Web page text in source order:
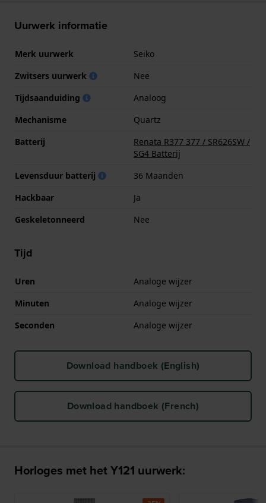
Uurwerk informatie
Merk uurwerk
Seiko
Zwitsers uurwerk
Nee
Tijdsaanduiding
Analoog
Mechanisme
Quartz
Batterij
Renata R377 377 / SR626SW /
SG4 Batterij
Levensduur batterij
36 Maanden
Hackbaar
Ja
Geskeletonneerd
Nee
Tijd
Uren
Analoge wijzer
Minuten
Analoge wijzer
Seconden
Analoge wijzer
Download handboek (English)
Download handboek (French)
Horloges met het Y121 uurwerk: